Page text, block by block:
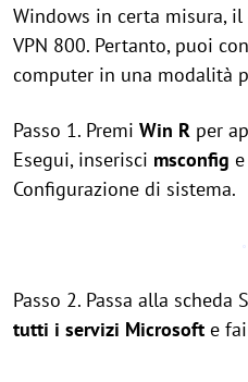
Windows in certa misura, il
VPN 800. Pertanto, puoi
computer in una modalità
Passo 1. Premi Win R per
Esegui, inserisci msconfig
Configurazione di sistema.
Passo 2. Passa alla scheda
tutti i servizi Microsoft e